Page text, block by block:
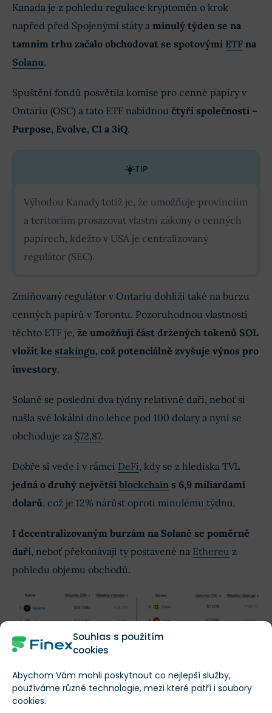
Souhlas s použitím
cookies
Abychom Vám mohli poskytnout co nejlepší služby,
používáme různé technologie, mezi které patří i soubory
cookies.
Kanada je z pohledu regulace kryptoměn o krok
napřed před Spojenými státy a minulý týden se na
tamním trhu začalo obchodovat se spotovými ETF na
Solanu.
Spuštění fondů posvětila komise pro cenné papíry v
Ontariu (OSC) a tato ETF nabídnou čtyři společnosti –
Purpose, Evolve, CI a 3iQ.
TIP
Výhodou Kanady totiž je, že umožňuje provinciím
a teritoriím prosazovat vlastní zákony o cenných
papírech, kdežto v USA je centralizovaný
regulátor (SEC).
Zmiňovaný regulátor v Ontariu dohlíží také na burzu
cenných papírů v Torontu. Pozoruhodnou vlastností
těchto ETF je, že umožňují část držených tokenů SOL
vložit ke stakingu, což potenciálně zvyšuje výnos pro
investory.
Solaně se poslední dva týdny relativně daří, neboť si
našla své lokální dno lehce pod 100 dolary a nyní se
obchoduje za $72,87.
Dobře si vede i v rámci DeFi, kdy se z hlediska TVL
jedná o druhý největší blockchain s 6,9 miliardami
dolarů, což je 12% nárůst oproti minulému týdnu.
I decentralizovaným burzám na Solaně se poměrně
daří, neboť překonávají ty postavené na Ethereu z
pohledu objemu obchodů.